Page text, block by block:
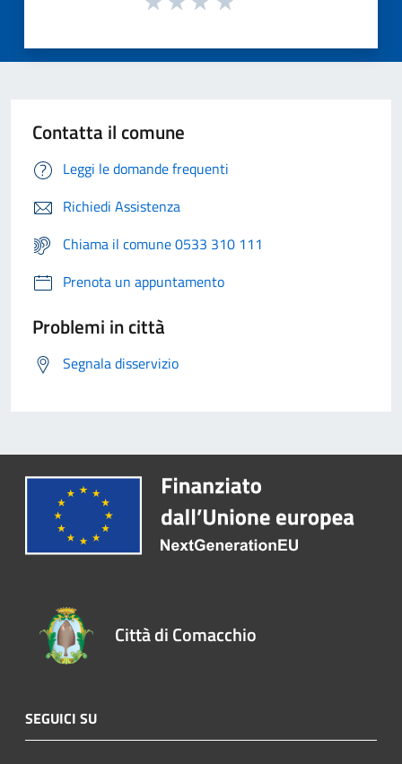
Contatta il comune
Leggi le domande frequenti
Richiedi Assistenza
Chiama il comune 0533 310 111
Prenota un appuntamento
Problemi in città
Segnala disservizio
Città di Comacchio
SEGUICI SU